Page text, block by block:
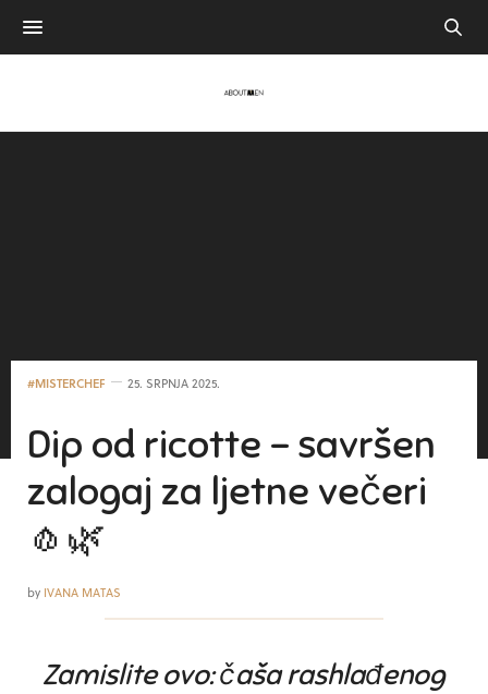
#MISTERCHEF 25. SRPNJA 2025.
Dip od ricotte – savršen
zalogaj za ljetne večeri
🧄🌿
by IVANA MATAS
Zamislite ovo: čaša rashlađenog